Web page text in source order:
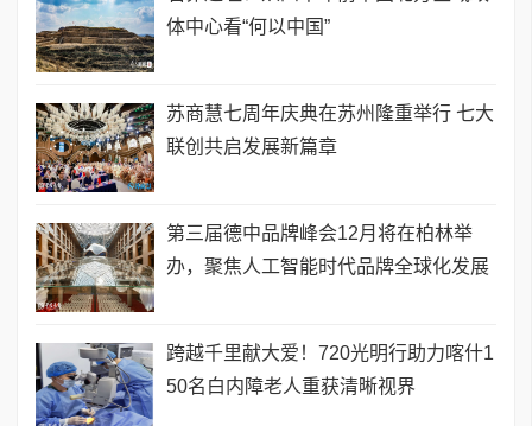
体中心看“何以中国”
苏商慧七周年庆典在苏州隆重举行 七大
联创共启发展新篇章
第三届德中品牌峰会12月将在柏林举
办，聚焦人工智能时代品牌全球化发展
跨越千里献大爱！720光明行助力喀什1
50名白内障老人重获清晰视界